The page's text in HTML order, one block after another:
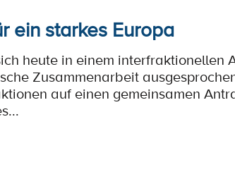
ein starkes Europa
heute in einem interfraktionellen
Zusammenarbeit
auf einen gemeinsamen